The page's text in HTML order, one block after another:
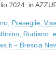
2024: in
Preseglie,
Rudiano:
– Brescia